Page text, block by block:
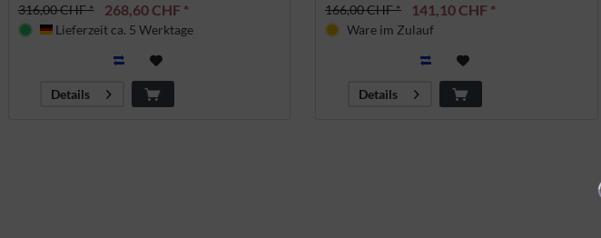
316,00 CHF * 268,60 CHF *
Deutschland
Lieferzeit ca. 5 Werktage
Details
166,00 CHF * 141,10 CHF *
Ware im Zulauf
Details